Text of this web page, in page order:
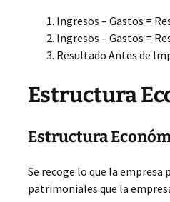
Ingresos – Gastos =
Ingresos – Gastos =
Resultado Antes de
Estructura
Estructura
Se recoge lo que la
patrimoniales que la